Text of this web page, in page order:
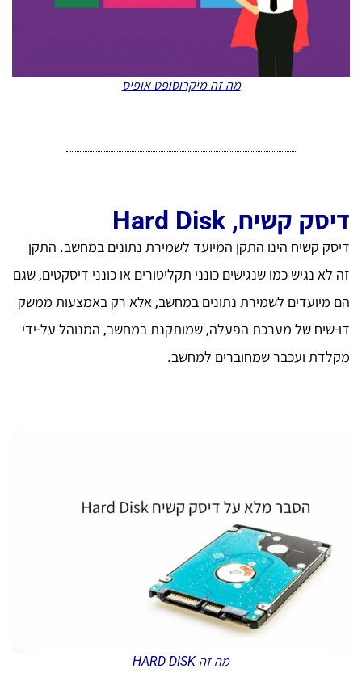
מה זה מיקרוסופט אופיס
דיסק קשיח, Hard Disk
דיסק קשיח הינו התקן המיועד לשמירת נתונים במחשב. התקן
זה לא נגיש כמו שנגישים כונני תקליטורים או כונני דיסקטים, שגם
הם מיועדים לשמירת נתונים במחשב, אלא רק באמצעות ממשק
דו-שיח של מערכת הפעלה, שמותקנת במחשב, המנוהל על-ידי
מקלדת ועכבר שמחוברים למחשב.
מה זה HARD DISK